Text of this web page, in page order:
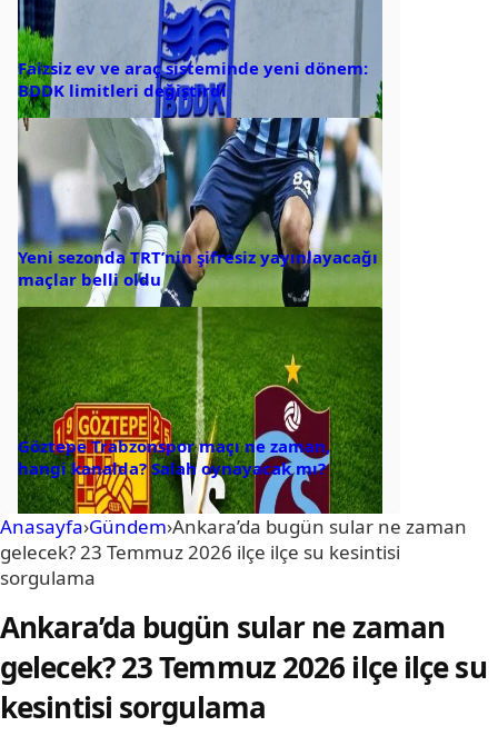
Faizsiz ev ve araç sisteminde yeni dönem:
BDDK limitleri değiştirdi
Yeni sezonda TRT’nin şifresiz yayınlayacağı
maçlar belli oldu
Göztepe Trabzonspor maçı ne zaman,
hangi kanalda? Salah oynayacak mı?
Anasayfa›Gündem›Ankara’da bugün sular ne zaman
gelecek? 23 Temmuz 2026 ilçe ilçe su kesintisi
sorgulama
Ankara’da bugün sular ne zaman
gelecek? 23 Temmuz 2026 ilçe ilçe su
kesintisi sorgulama